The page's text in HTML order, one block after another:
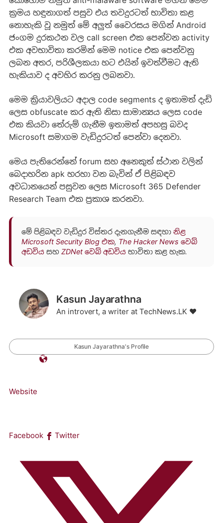
ක්‍රමය හඳුනාගත් පසුව එය තවදුරටත් භාවිතා කළ
නොහැකි වූ නමුත් මේ අලුත් වෛරසය මගින් Android
ජංගම දුරකථන වල call screen එක පෙන්වන activity
එක අවභාවිතා කරමින් මෙම notice එක පෙන්වනු
ලබන අතර, පරිශීලකයා හට එයින් ඉවත්වීමට ඇති
හැකියාව ද අවහිර කරනු ලබනවා.
මෙම ක්‍රියාවලියට අදාල code segments ද ඉතාමත් දැඩි
ලෙස obfuscate කර ඇති නිසා සාමාන්‍යය ලෙස code
එක කියවා තේරුම් ගැනීම ඉතාමත් අපහසු බවද
Microsoft සමාගම වැඩිදුරටත් පෙන්වා දෙනවා.
මෙය පැතිරෙන්නේ forum සහ අනෙකුත් ස්ථාන වලින්
බෙදාහරින apk හරහා වන බැවින් ඒ පිළිබඳව
අවධානයෙන් පසුවන ලෙස Microsoft 365 Defender
Research Team එක ප්‍රකාශ කරනවා.
මේ පිළිබඳව වැඩිදුර විස්තර දැනගැනීම සඳහා නිළ
Microsoft Security Blog එක, The Hacker News වෙබ්
අඩවියසහ ZDNet වෙබ් අඩවියභාවිතා කළ හැක.
Kasun Jayarathna
An introvert, a writer at TechNews.LK ❤️
Kasun Jayarathna's Profile
Website
Facebook Twitter